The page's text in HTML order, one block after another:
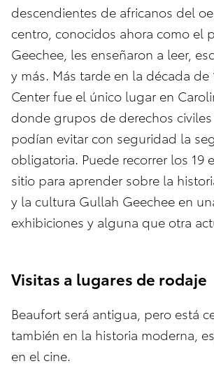
descendientes de africanos del
centro, conocidos ahora como el
Geechee, les enseñaron a leer,
y más. Más tarde en la década de
Center fue el único lugar en
donde grupos de derechos
podían evitar con seguridad la
obligatoria. Puede recorrer los 19
sitio para aprender sobre la
y la cultura Gullah Geechee en
exhibiciones y alguna que otra
Visitas a lugares de rodaje
Beaufort será antigua, pero está
también en la historia moderna,
en el cine.